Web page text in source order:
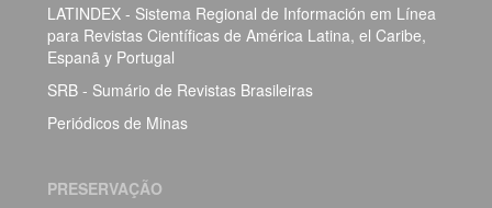
LATINDEX - Sistema Regional de Información em Línea
para Revistas Científicas de América Latina, el Caribe,
Espanã y Portugal
SRB - Sumário de Revistas Brasileiras
Periódicos de Minas
PRESERVAÇÃO